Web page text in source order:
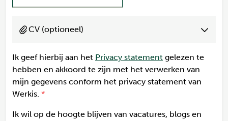
CV (optioneel)
Ik geef hierbij aan het Privacy statement gelezen te
hebben en akkoord te zijn met het verwerken van
mijn gegevens conform het privacy statement van
Werkis.
Ik wil op de hoogte blijven van vacatures, blogs en